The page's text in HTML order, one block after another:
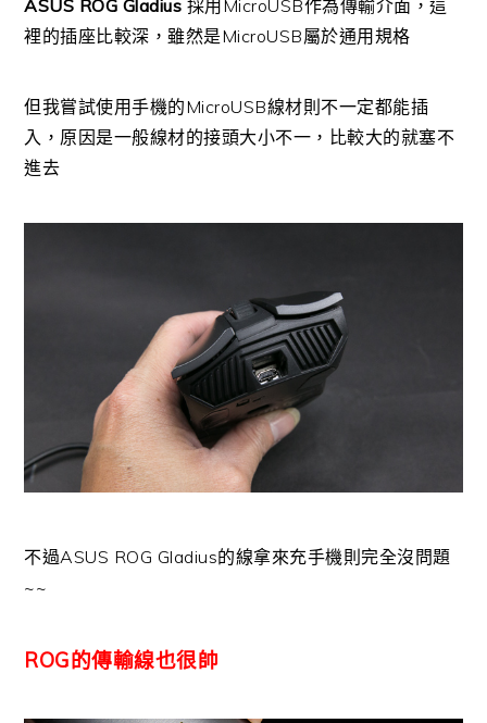
ASUS ROG Gladius 採用MicroUSB作為傳輸介面，這
裡的插座比較深，雖然是MicroUSB屬於通用規格
但我嘗試使用手機的MicroUSB線材則不一定都能插
入，原因是一般線材的接頭大小不一，比較大的就塞不
進去
不過ASUS ROG Gladius的線拿來充手機則完全沒問題
~~
ROG的傳輸線也很帥